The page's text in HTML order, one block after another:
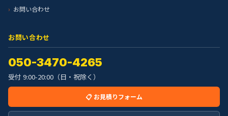
お問い合わせ
お問い合わせ
050-3470-4265
受付 9:00-20:00（日・祝除く）
📋 お見積りフォーム